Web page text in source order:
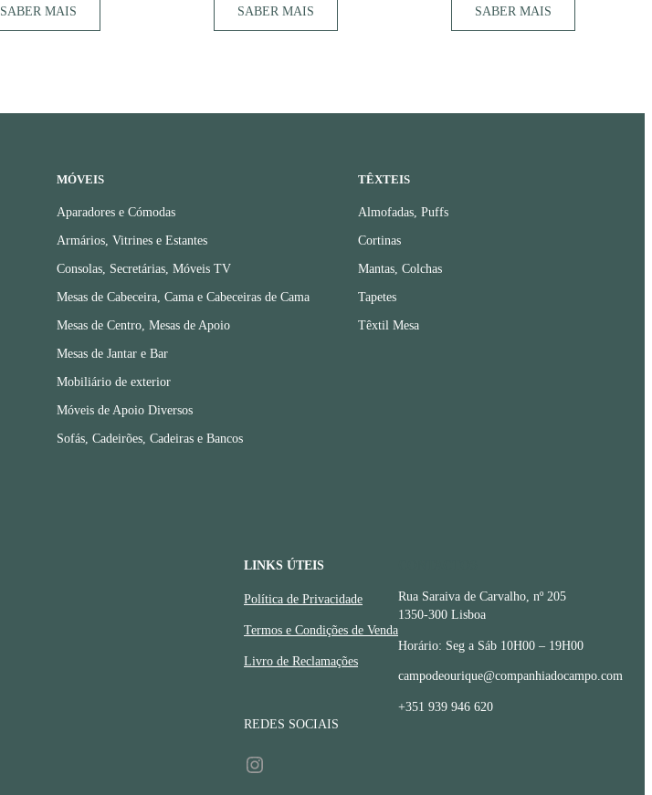
SABER MAIS SABER MAIS SABER MAIS
MÓVEIS
Aparadores e Cómodas
Armários, Vitrines e Estantes
Consolas, Secretárias, Móveis TV
Mesas de Cabeceira, Cama e Cabeceiras de Cama
Mesas de Centro, Mesas de Apoio
Mesas de Jantar e Bar
Mobiliário de exterior
Móveis de Apoio Diversos
Sofás, Cadeirões, Cadeiras e Bancos
TÊXTEIS
Almofadas, Puffs
Cortinas
Mantas, Colchas
Tapetes
Têxtil Mesa
LINKS ÚTEIS
Política de Privacidade
Termos e Condições de Venda
Livro de Reclamações
REDES SOCIAIS
Instagram
Rua Saraiva de Carvalho, nº 205
1350-300 Lisboa
Horário: Seg a Sáb 10H00 – 19H00
campodeourique@companhiadocampo.com
+351 939 946 620